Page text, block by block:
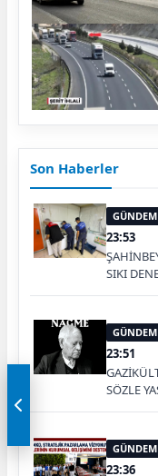
Son Haberler
GÜNDEM
23:53
SIKI
GÜNDEM
23:51
SÖZLE
GÜNDEM
23:36